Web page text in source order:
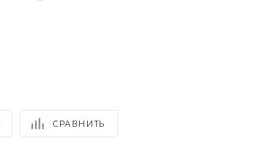
СРАВНИТЬ